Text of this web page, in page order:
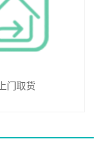
上门取货